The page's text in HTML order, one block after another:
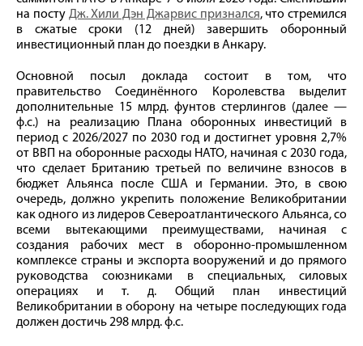
на посту Дж. Хили Дэн Джарвис признался, что стремился
в сжатые сроки (12 дней) завершить оборонный
инвестиционный план до поездки в Анкару.
Основной посыл доклада состоит в том, что
правительство Соединённого Королевства выделит
дополнительные 15 млрд. фунтов стерлингов (далее —
ф.с.) на реализацию Плана оборонных инвестиций в
период с 2026/2027 по 2030 год и достигнет уровня 2,7%
от ВВП на оборонные расходы НАТО, начиная с 2030 года,
что сделает Британию третьей по величине взносов в
бюджет Альянса после США и Германии. Это, в свою
очередь, должно укрепить положение Великобритании
как одного из лидеров Североатлантического Альянса, со
всеми вытекающими преимуществами, начиная с
создания рабочих мест в оборонно-промышленном
комплексе страны и экспорта вооружений и до прямого
руководства союзниками в специальных, силовых
операциях и т. д. Общий план инвестиций
Великобритании в оборону на четыре последующих года
должен достичь 298 млрд. ф.с.